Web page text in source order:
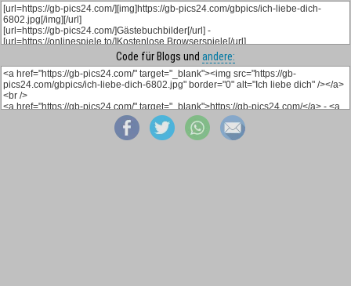
Code für Blogs und andere: